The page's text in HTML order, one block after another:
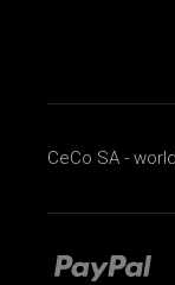
CeCo SA -